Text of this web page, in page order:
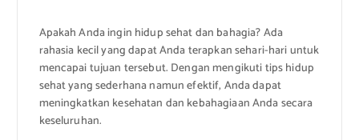
Apakah Anda ingin hidup sehat dan bahagia? Ada
rahasia kecil yang dapat Anda terapkan sehari-hari untuk
mencapai tujuan tersebut. Dengan mengikuti tips hidup
sehat yang sederhana namun efektif, Anda dapat
meningkatkan kesehatan dan kebahagiaan Anda secara
keseluruhan.